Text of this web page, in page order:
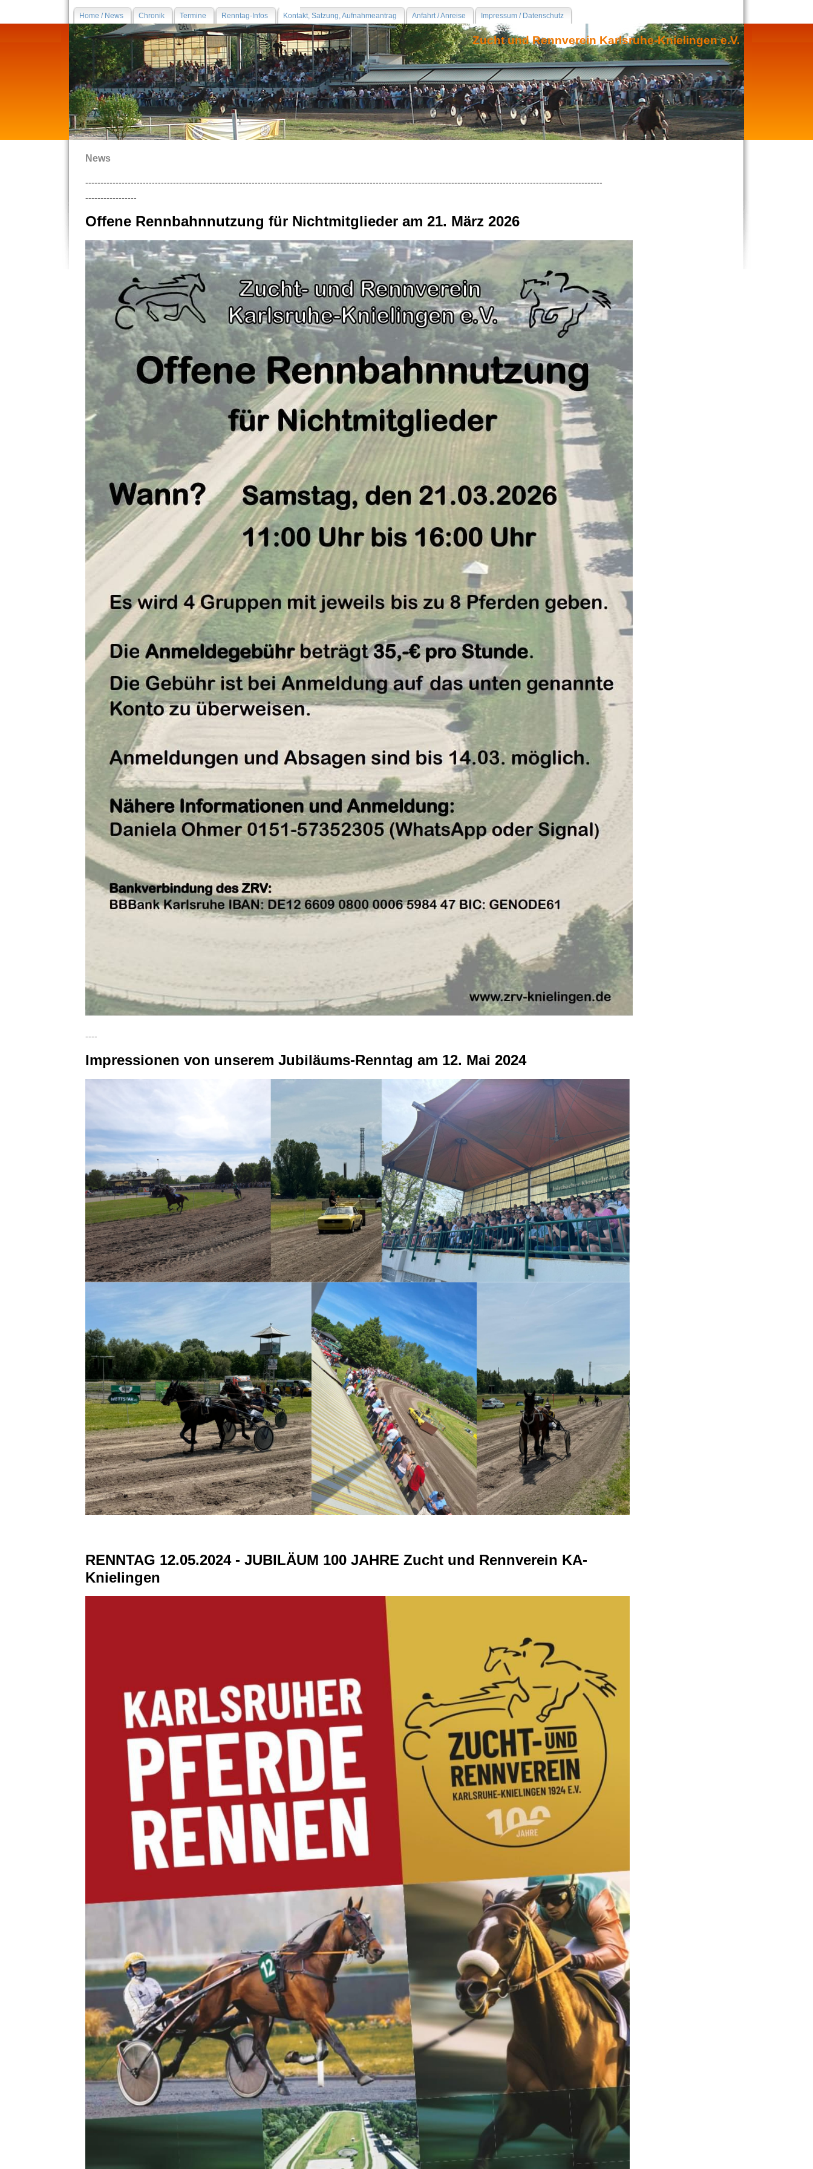
Home / News Chronik Termine Renntag-Infos Kontakt, Satzung, Aufnahmeantrag Anfahrt / Anreise Impressum / Datenschutz
Zucht und Rennverein Karlsruhe-Knielingen e.V.
News
---------------------------------------------------------------------------------------------------------------------------------------------------------------------------
-----------------
Offene Rennbahnnutzung für Nichtmitglieder am 21. März 2026
----
Impressionen von unserem Jubiläums-Renntag am 12. Mai 2024
RENNTAG 12.05.2024 - JUBILÄUM 100 JAHRE Zucht und Rennverein KA-
Knielingen